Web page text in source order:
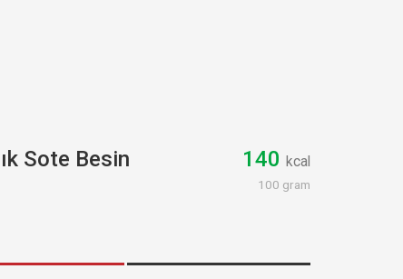
Sote Besin
140 kcal
100 gram